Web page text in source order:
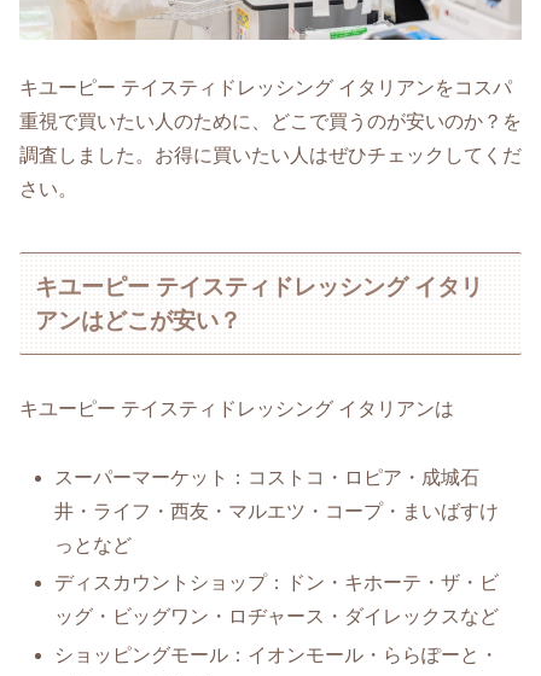
キユーピー テイスティドレッシング イタリアンをコスパ
重視で買いたい人のために、どこで買うのが安いのか？を
調査しました。お得に買いたい人はぜひチェックしてくだ
さい。
キユーピー テイスティドレッシング イタリ
アンはどこが安い？
キユーピー テイスティドレッシング イタリアンは
スーパーマーケット：コストコ・ロピア・成城石
井・ライフ・西友・マルエツ・コープ・まいばすけ
っとなど
ディスカウントショップ：ドン・キホーテ・ザ・ビ
ッグ・ビッグワン・ロヂャース・ダイレックスなど
ショッピングモール：イオンモール・ららぽーと・